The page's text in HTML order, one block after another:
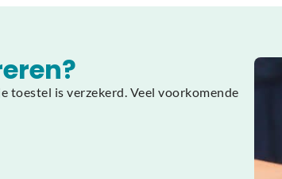
toestel is verzekerd. Veel voorkomende